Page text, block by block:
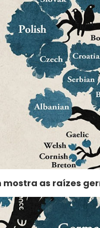
mostra as raízes